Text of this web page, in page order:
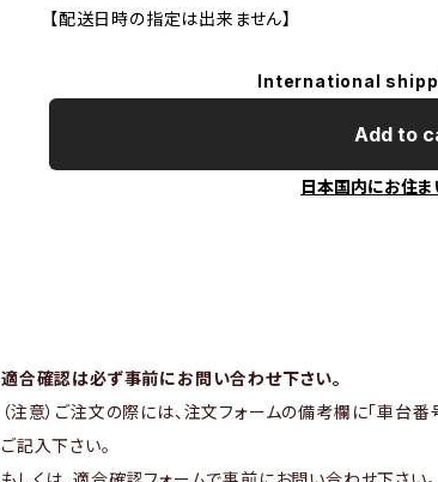
【配送日時の指定は出来ません】
International
Add to
日本国内にお住
適合確認は必ず事前にお問い合わせ下さい。
（注意）ご注文の際には、注文フォームの備考欄に「車台番
ご記入下さい。